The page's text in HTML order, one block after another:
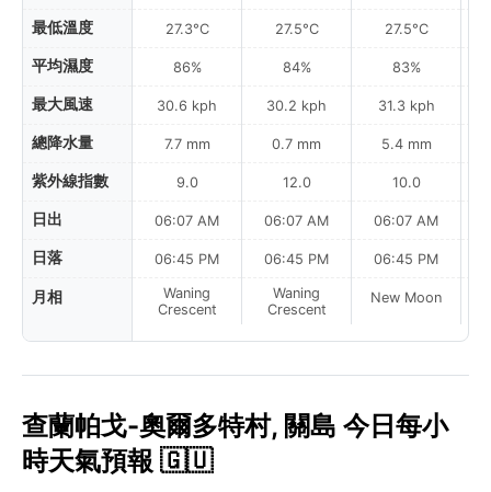
最低溫度
平均濕度
最大風速
總降水量
紫外線指數
日出
日落
月相
27.3°C
86%
30.6 kph
7.7 mm
9.0
06:07 AM
06:45 PM
Waning
Crescent
27.5°C
84%
30.2 kph
0.7 mm
12.0
06:07 AM
06:45 PM
Waning
Crescent
27.5°C
83%
31.3 kph
5.4 mm
10.0
06:07 AM
06:45 PM
New Moon
查蘭帕戈-奧爾多特村, 關島 今日每小
時天氣預報 🇬🇺